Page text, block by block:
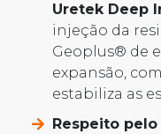
Uretek Deep
injeção da
Geoplus® de
expansão,
estabiliza as
Respeito